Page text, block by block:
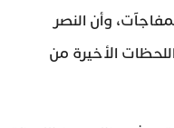
وأن النصر
الأخيرة من